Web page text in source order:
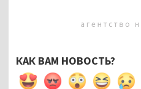
КАК ВАМ НОВОСТЬ?